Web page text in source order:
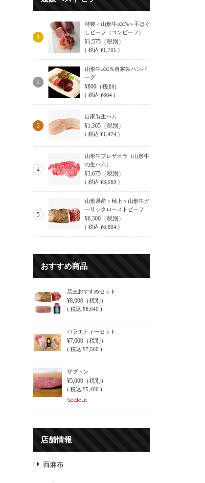
1
特製＜山形牛100%＞手ほぐ
しビーフ（コンビーフ）
¥1,575 （税別）
( 税込 ¥1,701 )
2
山形牛100％自家製ハンバ
ーグ
¥800 （税別）
( 税込 ¥864 )
3
自家製生ハム
¥1,365 （税別）
( 税込 ¥1,474 )
4
山形牛ブレザオラ（山形牛
の生ハム）
¥3,675 （税別）
( 税込 ¥3,969 )
5
山形県産＜極上＞山形牛ガ
ーリックローストビーフ
¥6,300 （税別）
( 税込 ¥6,804 )
おすすめ商品
店主おすすめセット
¥8,000 （税別）
( 税込 ¥8,640 )
バラエティーセット
¥7,000 （税別）
( 税込 ¥7,560 )
ザブトン
¥5,000 （税別）
( 税込 ¥5,400 )
Soldout
店舗情報
西麻布